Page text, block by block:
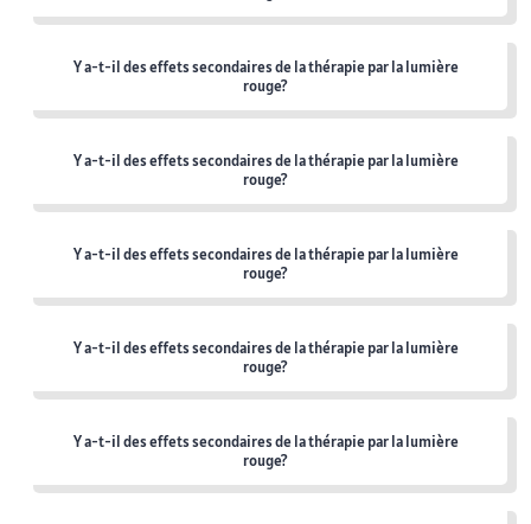
Y a-t-il des effets secondaires de la thérapie par la lumière
rouge?
Y a-t-il des effets secondaires de la thérapie par la lumière
rouge?
Y a-t-il des effets secondaires de la thérapie par la lumière
rouge?
Y a-t-il des effets secondaires de la thérapie par la lumière
rouge?
Y a-t-il des effets secondaires de la thérapie par la lumière
rouge?